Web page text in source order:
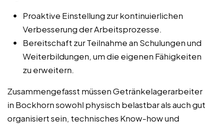
Proaktive Einstellung zur kontinuierlichen
Verbesserung der Arbeitsprozesse.
Bereitschaft zur Teilnahme an Schulungen und
Weiterbildungen, um die eigenen Fähigkeiten
zu erweitern.
Zusammengefasst müssen Getränkelagerarbeiter
in Bockhorn sowohl physisch belastbar als auch gut
organisiert sein, technisches Know-how und